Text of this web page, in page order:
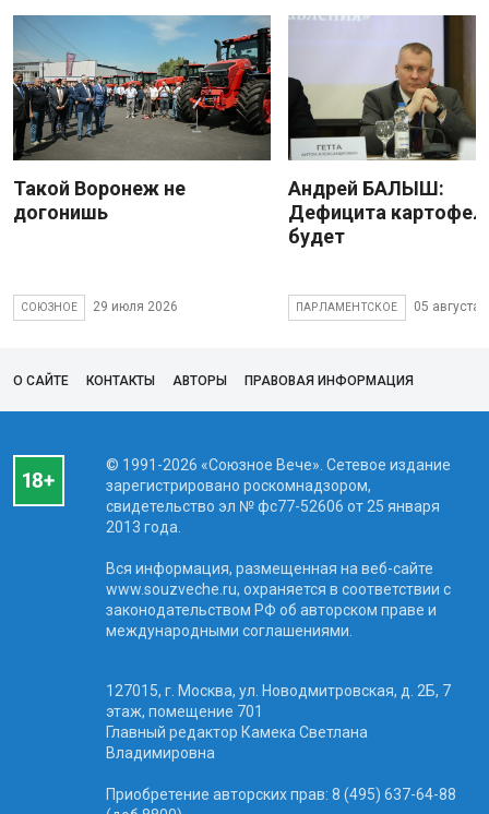
Такой Воронеж не
догонишь
СОЮЗНОЕ 29 июля 2026
Андрей БАЛЫШ:
Дефицита
будет
ПАРЛАМЕНТСКОЕ 05 августа
О САЙТЕ КОНТАКТЫ АВТОРЫ ПРАВОВАЯ ИНФОРМАЦИЯ
© 1991-2026 «Союзное Вече». Сетевое издание
зарегистрировано роскомнадзором,
свидетельство эл № фc77-52606 от 25 января
2013 года.
Вся информация, размещенная на веб-сайте
www.souzveche.ru, охраняется в соответствии с
законодательством РФ об авторском праве и
международными соглашениями.
127015, г. Москва, ул. Новодмитровская, д. 2Б, 7
этаж, помещение 701
Главный редактор Камека Светлана
Владимировна
Приобретение авторских прав: 8 (495) 637-64-88